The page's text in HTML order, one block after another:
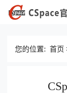
您的位置: 首页